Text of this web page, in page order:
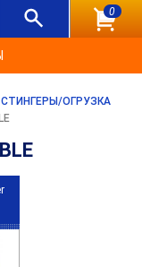
0
СТИНГЕРЫ/ОГРУЗКА